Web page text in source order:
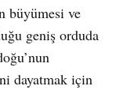
büyümesi ve
geniş orduda
dayatmak için